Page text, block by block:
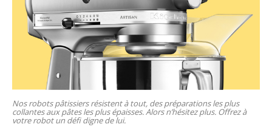
Nos robots pâtissiers résistent à tout, des préparations les plus
collantes aux pâtes les plus épaisses. Alors n’hésitez plus. Offrez à
votre robot un défi digne de lui.